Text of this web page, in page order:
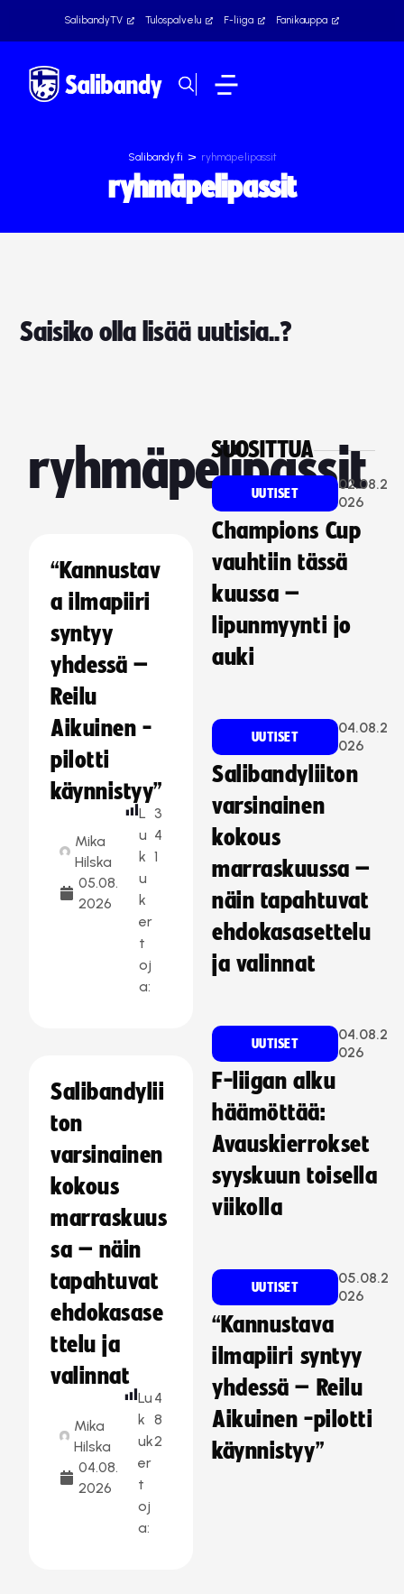
SalibandyTV Tulospalvelu F-liiga Fanikauppa
Salibandy.fi > ryhmäpelipassit
ryhmäpelipassit
Saisiko olla lisää uutisia..?
ryhmäpelipassit
“Kannustav
a ilmapiiri
syntyy
yhdessä –
Reilu
Aikuinen -
pilotti
käynnistyy”
Mika
Hilska
05.08.
2026
L
u
k
u
k
er
t
oj
a:
3
4
1
Salibandylii
ton
varsinainen
kokous
marraskuus
sa – näin
tapahtuvat
ehdokasase
ttelu ja
valinnat
Mika
Hilska
04.08.
2026
Lu
k
uk
er
t
oj
a:
4
8
2
SUOSITTUA
UUTISET
02.08.2
026
Champions Cup
vauhtiin tässä
kuussa –
lipunmyynti jo
auki
UUTISET
04.08.2
026
Salibandyliiton
varsinainen
kokous
marraskuussa –
näin tapahtuvat
ehdokasasettelu
ja valinnat
UUTISET
04.08.2
026
F-liigan alku
häämöttää:
Avauskierrokset
syyskuun toisella
viikolla
UUTISET
05.08.2
026
“Kannustava
ilmapiiri syntyy
yhdessä – Reilu
Aikuinen -pilotti
käynnistyy”